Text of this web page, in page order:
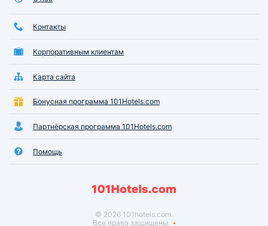
Контакты
Корпоративным клиентам
Карта сайта
Бонусная программа 101Hotels.com
Партнёрская программа 101Hotels.com
Помощь
© 2026 101hotels.com.
Все права защищены.